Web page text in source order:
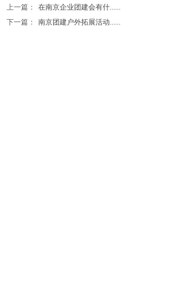
上一篇：
在南京企业团建会有什......
下一篇：
南京团建户外拓展活动......